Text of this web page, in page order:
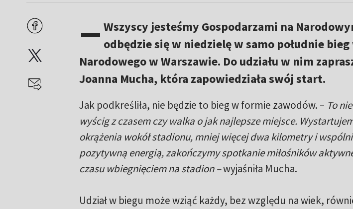
– Wszyscy jesteśmy Gospodarzami na
odbędzie się w niedzielę w samo południe
Narodowego w Warszawie. Do udziału w nim
Joanna Mucha, która zapowiedziała swój start.
Jak podkreśliła, nie będzie to bieg w formie zawodów. – To
wyścig z czasem czy walka o jak najlepsze miejsce.
okrążenia wokół stadionu, mniej więcej dwa kilometry i
pozytywną energią, zakończymy spotkanie miłośników
czasu wbiegnięciem na stadion –wyjaśniła Mucha.
Udział w biegu może wziąć każdy, bez względu na wiek,